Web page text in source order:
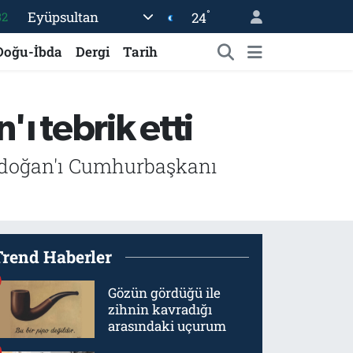
Eyüpsultan 24°
İbda Dergi Tarih
tebrik etti
Cumhurbaşkanı
Haberler
Gözün gördüğü ile
zihnin kavradığı
arasındaki uçurum